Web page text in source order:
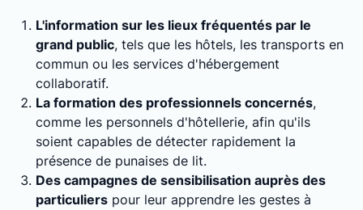
L'information sur les lieux fréquentés par le
grand public, tels que les hôtels, les transports en
commun ou les services d'hébergement
collaboratif.
La formation des professionnels concernés,
comme les personnels d'hôtellerie, afin qu'ils
soient capables de détecter rapidement la
présence de punaises de lit.
Des campagnes de sensibilisation auprès des
particuliers pour leur apprendre les gestes à